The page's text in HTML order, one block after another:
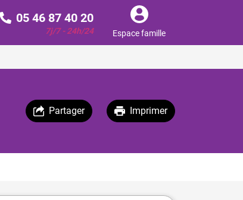
05 46 87 40 20
7j/7 - 24h/24 Espace famille
Partager Imprimer